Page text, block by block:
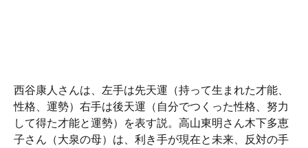
西谷康人さんは、左手は先天運（持って生まれた才能、
性格、運勢）右手は後天運（自分でつくった性格、努力
して得た才能と運勢）を表す説。高山東明さん木下多恵
子さん（大泉の母）は、利き手が現在と未来、反対の手